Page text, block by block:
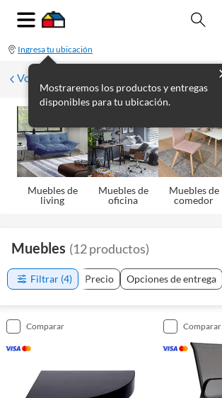
Ingresa tu ubicación
Mostraremos los productos y entregas
disponibles para tu ubicación.
Volver
Muebles de
living
Muebles de
oficina
Muebles de
comedor
Muebles (12productos)
Filtrar (4) Precio Opciones de entrega
comparar comparar